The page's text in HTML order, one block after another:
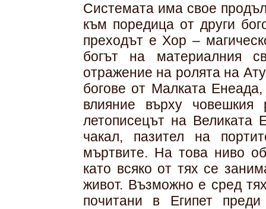
Системата има свое
към поредица от други
преходът е Хор –
богът на материалния
отражение на ролята на
богове от Малката Енеада,
влияние върху
летописецът на Великата
чакал, пазител на
мъртвите. На това ниво
като всяко от тях се
живот. Възможно е сред
почитани в Египет